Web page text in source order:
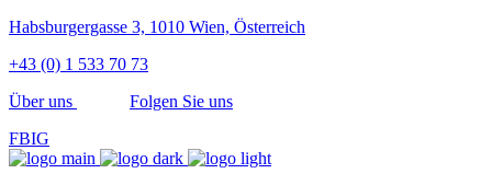
Habsburgergasse 3, 1010 Wien, Österreich
+43 (0) 1 533 70 73
Über uns
Folgen Sie uns
FBIG